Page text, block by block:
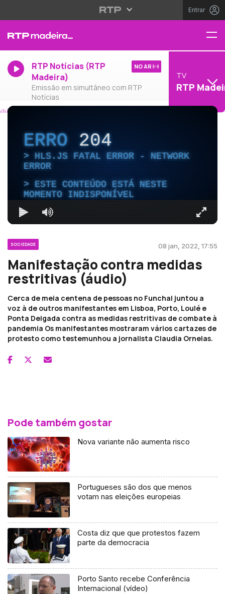
Entrar
RTP Notícias (RTP
Madeira)
Emissão em simultâneo com RTP
Notícias
NO AR
TV
RTP
ERRO204
HLS.JS FATAL ERROR - NETWORK
ERROR
ESTE CONTEÚDO ESTÁ NESTE
MOMENTO INDISPONÍVEL
SOCIEDADE 08 jan, 2022, 17:55
Manifestação contra medidas
restritivas (áudio)
Cerca de meia centena de pessoas no Funchal juntou a
voz à de outros manifestantes em Lisboa, Porto, Loulé e
Ponta Delgada contra as medidas restritivas de combate à
pandemia Os manifestantes mostraram vários cartazes de
protesto como testemunhou a jornalista Claudia Ornelas.
Pode também gostar
Nova variante não aumenta risco
Portugueses são dos que menos
votam nas eleições europeias
Costa diz que que protestos fazem
parte da democracia
Porto Santo recebe Conferência
Internacional (vídeo)